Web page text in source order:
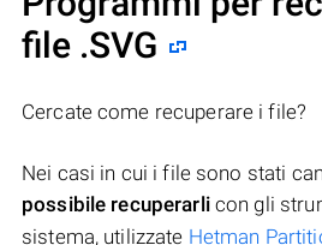
file .SVG
Cercate come recuperare i file?
Nei casi in cui i file sono stati
possibile recuperarlicon gli
sistema, utilizzate Hetman